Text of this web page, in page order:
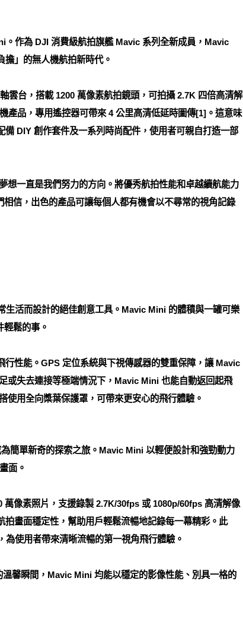
作為 DJI 消費級航拍旗艦 Mavic 系列全新成員，Mavic
」的無人機航拍新時代。
雲台，搭載 1200 萬像素航拍鏡頭，可拍攝 2.7K 四倍高清解
產品，專用遙控器可帶來 4 公里高清低延時圖傳[1]。這意味
DIY 創作套件及一系列時尚配件，使用者可親自打造一部
一直是我們努力的方向。將優秀航拍性能和卓越續航能力
信，出色的產品可讓每個人都有機會以不尋常的視角記錄
活而設計的絕佳創意工具。Mavic Mini 的體積與一罐可樂
鬆的事。
性能。GPS 定位系統與下視傳感器的雙重保障，讓 Mavic
或失去連接等極端情況下，Mavic Mini 也能自動返回起飛
用全向槳葉保護罩，可帶來更安心的飛行體驗。
簡單新奇的探索之旅。Mavic Mini 以輕便設計和強勁動力
面。
像素照片，支援錄製 2.7K/30fps 或 1080p/60fps 高清解像
畫面穩定性，幫助用戶輕鬆流暢地記錄每一幕精彩。此
使用者帶來清晰流暢的第一視角飛行體驗。
馨瞬間，Mavic Mini 均能以穩定的影像性能、別具一格的